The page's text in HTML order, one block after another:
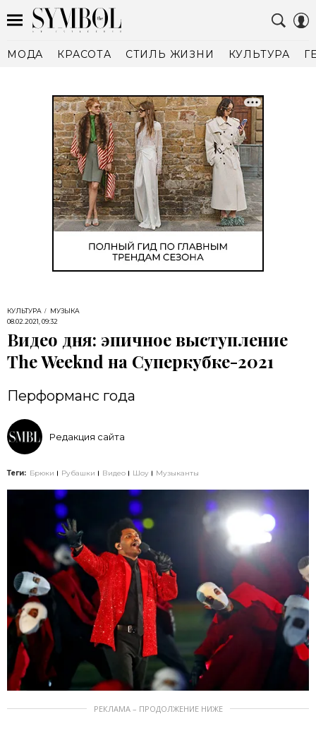
МОДА КРАСОТА СТИЛЬ ЖИЗНИ КУЛЬТУРА
КУЛЬТУРА
МУЗЫКА
08.02.2021, 09:32
Видео дня: эпичное выступление
The Weeknd на Суперкубке-2021
Перформанс года
Редакция сайта
Теги: Брюки Рубашки Видео Шоу Музыканты
РЕКЛАМА – ПРОДОЛЖЕНИЕ НИЖЕ